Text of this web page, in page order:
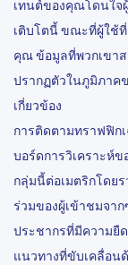
เทนต์ของคุณโดนใจ
เติบโตนี้ ขณะที่ผู้ใช้
คุณ ข้อมูลที่พวกเขาส
ปรากฏตัวในภูมิภาค
เกี่ยวข้อง
การติดตามทราฟฟิก
บอร์ดการวิเคราะห์
กลุ่มนี้ต่อเมตริกโดย
ร่วมของผู้เข้าชมจา
ประชากรที่มีความยื
แนวทางที่ขับเคลื่อน